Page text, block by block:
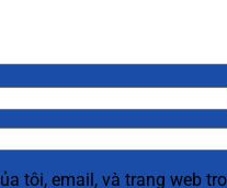
tôi, email, và trang web